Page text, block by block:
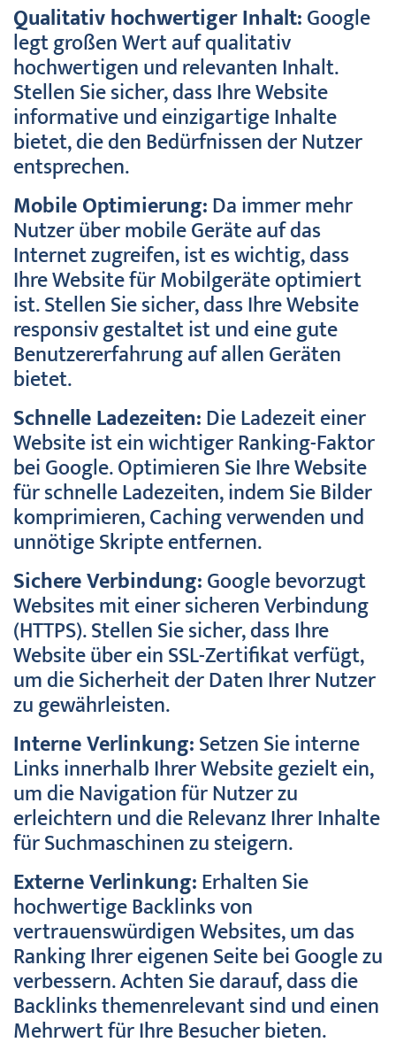
Qualitativ hochwertiger Inhalt:Google
legt großen Wert auf qualitativ
hochwertigen und relevanten Inhalt.
Stellen Sie sicher, dass Ihre Website
informative und einzigartige Inhalte
bietet, die den Bedürfnissen der Nutzer
entsprechen.
Mobile Optimierung:Da immer mehr
Nutzer über mobile Geräte auf das
Internet zugreifen, ist es wichtig, dass
Ihre Website für Mobilgeräte optimiert
ist. Stellen Sie sicher, dass Ihre Website
responsiv gestaltet ist und eine gute
Benutzererfahrung auf allen Geräten
bietet.
Schnelle Ladezeiten:Die Ladezeit einer
Website ist ein wichtiger Ranking-Faktor
bei Google. Optimieren Sie Ihre Website
für schnelle Ladezeiten, indem Sie Bilder
komprimieren, Caching verwenden und
unnötige Skripte entfernen.
Sichere Verbindung:Google bevorzugt
Websites mit einer sicheren Verbindung
(HTTPS). Stellen Sie sicher, dass Ihre
Website über ein SSL-Zertifikat verfügt,
um die Sicherheit der Daten Ihrer Nutzer
zu gewährleisten.
Interne Verlinkung:Setzen Sie interne
Links innerhalb Ihrer Website gezielt ein,
um die Navigation für Nutzer zu
erleichtern und die Relevanz Ihrer Inhalte
für Suchmaschinen zu steigern.
Externe Verlinkung:Erhalten Sie
hochwertige Backlinks von
vertrauenswürdigen Websites, um das
Ranking Ihrer eigenen Seite bei Google zu
verbessern. Achten Sie darauf, dass die
Backlinks themenrelevant sind und einen
Mehrwert für Ihre Besucher bieten.